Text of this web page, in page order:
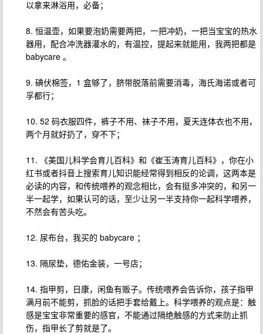
以拿来淋浴用，必备；
8. 恒温壶，如果要泡奶需要两把，一把冲奶，一把当宝宝的热水
器用，配合冲洗器灌水的，有温控，提起来就能用，我两把都是
babycare 。
9. 碘伏棉签，1 盒够了，脐带脱落前需要消毒，海氏海诺或者可
孚都行；
10. 52 码衣服四件，裤子不用、袜子不用，夏天连体衣也不用，
两个月就好扔了，穿不下；
11. 《美国儿科学会育儿百科》和《崔玉涛育儿百科》，你在小
红书或者抖音上搜索育儿知识能经常得到相反的论调，这两本是
必读的内容，和传统喂养的观念相比，会有挺多冲突的，和另一
半一起学，如果认可的话，至少让另一半支持你一起科学喂养，
不然会有苦头吃。
12. 尿布台，我买的 babycare ；
13. 隔尿垫，德佑金装，一号店；
14. 指甲剪，日康，闲鱼有贩子。传统喂养会告诉你，孩子指甲
满月前不能剪，抓脸的话把手套给戴上。科学喂养的观点是：触
感是宝宝非常重要的感官，不能通过隔绝触感的方式来防止抓
伤，指甲长了剪就是了。